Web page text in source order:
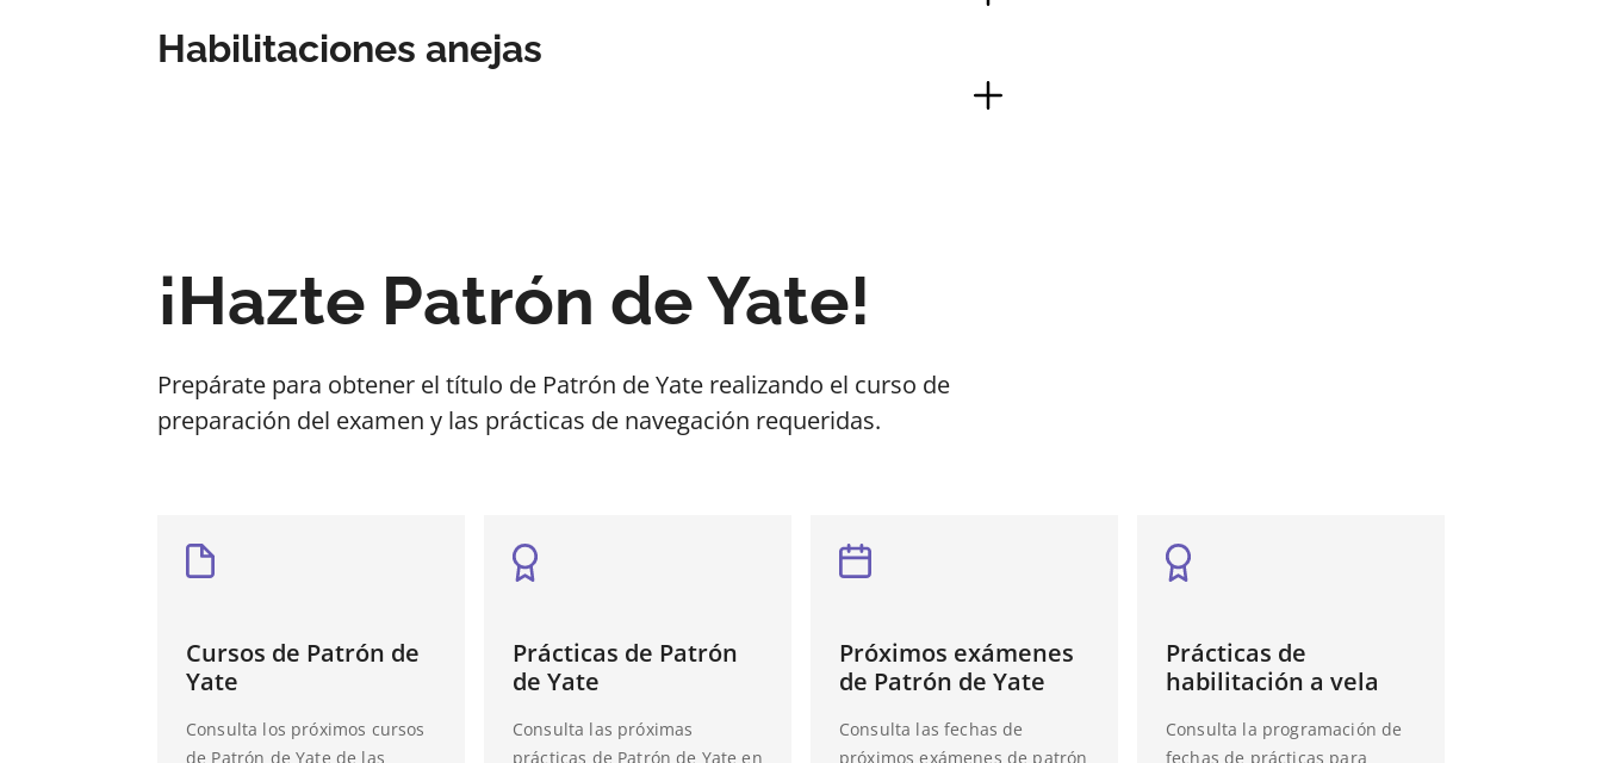
Habilitaciones anejas
¡Hazte Patrón de Yate!
Prepárate para obtener el título de Patrón de Yate realizando el curso de
preparación del examen y las prácticas de navegación requeridas.
Cursos de Patrón de
Yate
Consulta los próximos cursos
de Patrón de Yate de las
Prácticas de Patrón
de Yate
Consulta las próximas
prácticas de Patrón de Yate en
Próximos exámenes
de Patrón de Yate
Consulta las fechas de
próximos exámenes de patrón
Prácticas de
habilitación a vela
Consulta la programación de
fechas de prácticas para